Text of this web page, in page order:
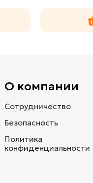
О компании
Сотрудничество
Безопасность
Политика
конфиденциальности